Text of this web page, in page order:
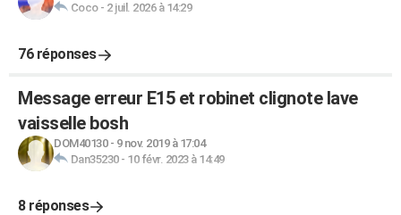
Coco- 2 juil. 2026 à 14:29
76 réponses
Message erreur E15 et robinet clignote lave
vaisselle bosh
DOM40130- 9 nov. 2019 à 17:04
Dan35230- 10 févr. 2023 à 14:49
8 réponses